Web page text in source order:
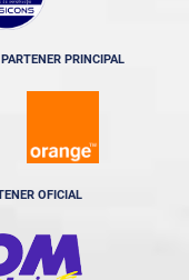
PARTENER PRINCIPAL
OFICIAL